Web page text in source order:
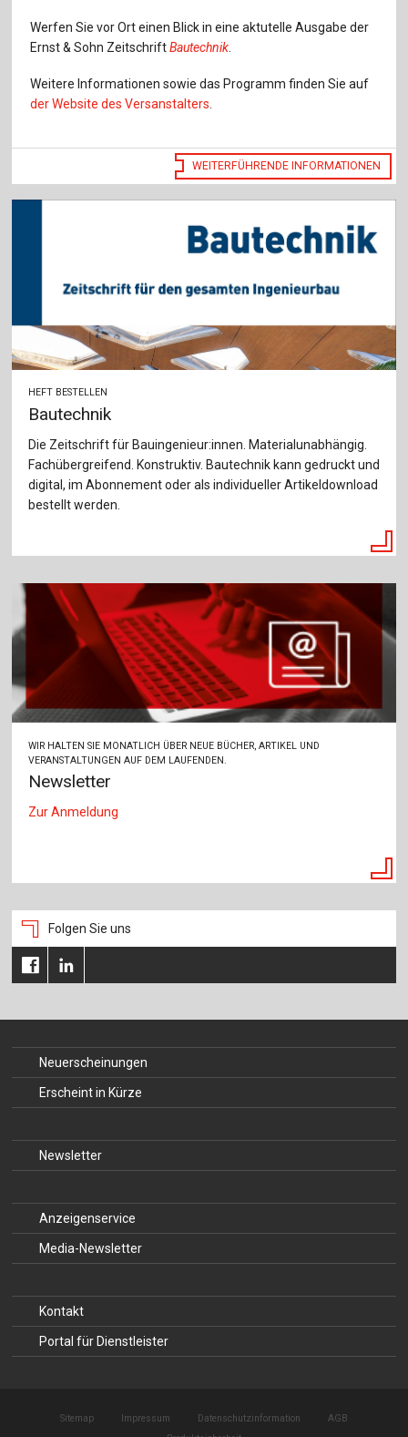
Werfen Sie vor Ort einen Blick in eine aktutelle Ausgabe der
Ernst & Sohn ZeitschriftBautechnik
Weitere Informationen sowie das Programm finden Sie auf
der Website des Versanstalters
WEITERFÜHRENDE INFORMATIONEN
HEFT BESTELLEN
Bautechnik
Die Zeitschrift für Bauingenieur:innen. Materialunabhängig.
Fachübergreifend. Konstruktiv. Bautechnik kann gedruckt und
digital, im Abonnement oder als individueller Artikeldownload
bestellt werden.
WIR HALTEN SIE MONATLICH ÜBER NEUE BÜCHER, ARTIKEL UND
VERANSTALTUNGEN AUF DEM LAUFENDEN.
Newsletter
Zur Anmeldung
Folgen Sie uns
Neuerscheinungen
Erscheint in Kürze
Newsletter
Anzeigenservice
Media-Newsletter
Kontakt
Portal für Dienstleister
Sitemap Impressum Datenschutzinformation
AGB